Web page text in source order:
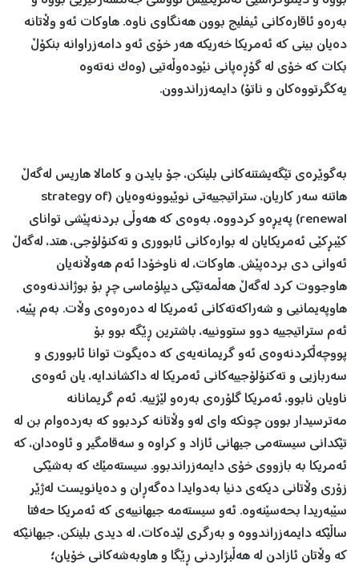
بەرەو ئاقارەکانی ئیفلیج بوون هەنگاوی ناوە. هاوکات ئەو وڵاتانە
دەیان بینی کە ئەمریکا خەریکە هەر خۆی ئەو دامەزراوانە بنکۆڵ
بکات کە خۆی لە گۆڕەپانی نێودەوڵەتیی (وەک نەتەوە
یەکگرتووەکان و ناتۆ) دایمەزراندوون.
بەگوێرەی تێگەیشتنەکانی بلینکن، جۆ بایدن و کامالا هاریس لەگەڵ
هاتنە سەر کاریان، ستراتیجییەتی نوێبوونەوەیان (strategy of
renewal) پەیڕەو کردووە، بەوەی کە هەوڵی بردنەپێشی توانای
کێبڕکێی ئەمریکایان لە بوارەکانی ئابووری و تەکنۆلۆجی، هتد، لەگەڵ
ئەوانی دی بردەپێش. هاوکات، لە ناوخۆدا ئەم هەوڵانەیان
هاوجووت کرد لەگەڵ هەڵمەتێکی دیپلۆماسی چڕ بۆ بوژاندنەوەی
هاوپەیمانیی و شەراکەتەکانی ئەمریکا لە دەرەوەی وڵات. بەم پێیە،
ئەم ستراتیجییە دوو ستوونییە، باشترین ڕێگە بوو بۆ
پووچەڵکردنەوەی ئەو گریمانەیەی کە دەیگوت توانا ئابووری و
سەربازیی و تەکنۆلۆجییەکانی ئەمریکا لە داکشاندایە، یان ئەوەی
ناویان نابوو، ئەمریکا گلۆرەی بەرەو لێژییە. ئەم گریمانانە
مەترسیدار بوون چونکە وای لەو وڵاتانە کردبوو کە بەردەوام بن لە
تێکدانی سیستەمی جیهانی ئازاد و کراوە و سەقامگیر و ئاوەدان، کە
ئەمریکا بە بازووی خۆی دایمەزراندبوو. سیستەمێک کە بەشێکی
زۆری وڵاتانی دیکەی دنیا بەدوایدا دەگەڕان و دەیانویست لەژێر
سێبەریدا بحەسێنەوە. ئەو سیستەمە جیهانییەی کە ئەمریکا حەفتا
ساڵێكە دایمەزراندووە و بەرگری لێدەکات، لە دیدی بلینکن، جیهانێکە
کە وڵاتان ئازادن لە هەڵبژاردنی ڕێگا و هاوبەشەکانی خۆیان؛